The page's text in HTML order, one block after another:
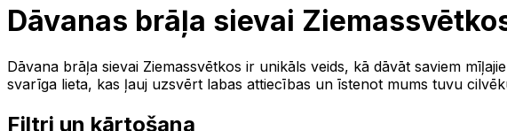
Dāvanas brāļa sievai
Dāvana brāļa sievai Ziemassvētkos ir unikāls veids, kā dāvāt saviem
svarīga lieta, kas ļauj uzsvērt labas attiecības un īstenot mums tuvu
Filtri un kārtošana